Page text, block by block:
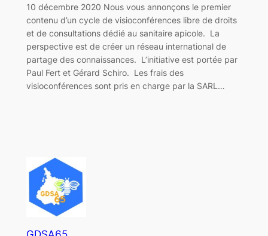
10 décembre 2020 Nous vous annonçons le premier
contenu d’un cycle de visioconférences libre de droits
et de consultations dédié au sanitaire apicole. La
perspective est de créer un réseau international de
partage des connaissances. L’initiative est portée par
Paul Fert et Gérard Schiro. Les frais des
visioconférences sont pris en charge par la SARL…